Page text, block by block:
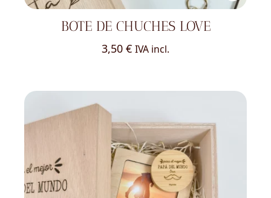
BOTE DE CHUCHES LOVE
3,50 € IVA incl.